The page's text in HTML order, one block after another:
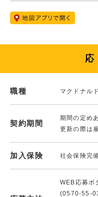
職種 マクドナル
契約期間
期間の定め
更新の際は
加入保険 社会保険完
WEB応募ボ
(0570-55-